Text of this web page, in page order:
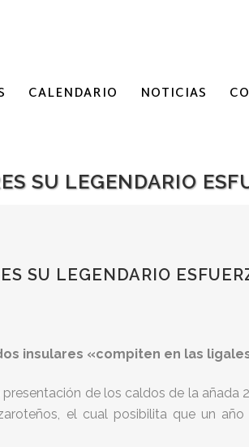
CALENDARIO NOTICIAS
SU LEGENDARIO
SU LEGENDARIO
insulares «compiten en las
de los caldos de la añada
el cual posibilita que un